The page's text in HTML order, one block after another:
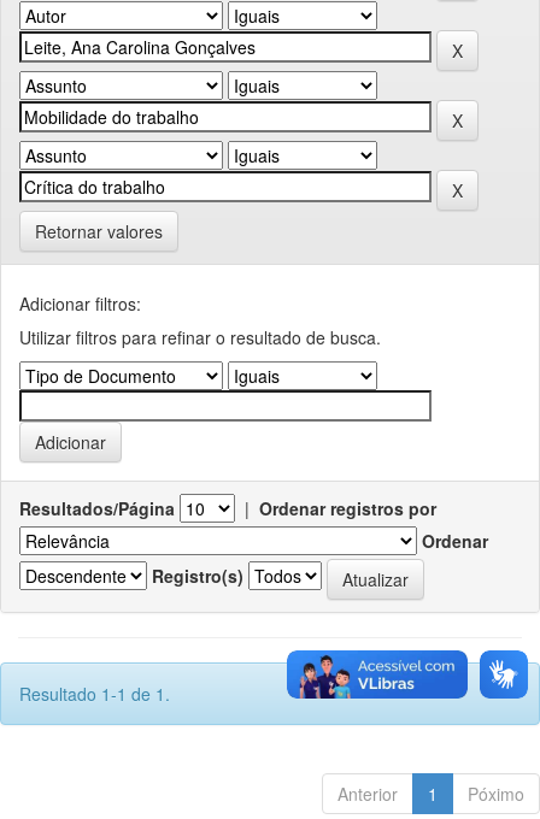
Retornar valores
Adicionar filtros:
Utilizar filtros para refinar o resultado de busca.
Resultados/Página | Ordenar registros por
Ordenar
Registro(s)
Resultado 1-1 de 1.
Anterior 1 Póximo